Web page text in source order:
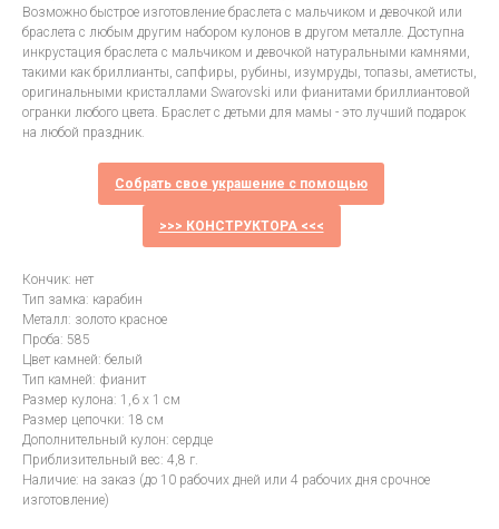
Возможно быстрое изготовление браслета с мальчиком и девочкой или
браслета с любым другим набором кулонов в другом металле. Доступна
инкрустация браслета с мальчиком и девочкой натуральными камнями,
такими как бриллианты, сапфиры, рубины, изумруды, топазы, аметисты,
оригинальными кристаллами Swarovski или фианитами бриллиантовой
огранки любого цвета. Браслет с детьми для мамы - это лучший подарок
на любой праздник.
Собрать свое украшение с помощью
>>> КОНСТРУКТОРА <<<
Кончик: нет
Тип замка: карабин
Металл: золото красное
Проба: 585
Цвет камней: белый
Тип камней: фианит
Размер кулона: 1,6 х 1 см
Размер цепочки: 18 см
Дополнительный кулон: сердце
Приблизительный вес: 4,8 г.
Наличие: на заказ (до 10 рабочих дней или 4 рабочих дня срочное
изготовление)